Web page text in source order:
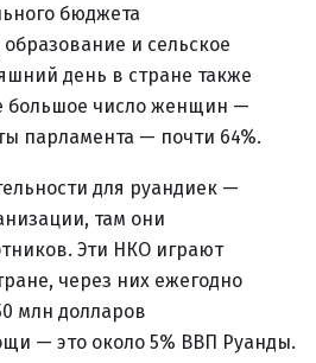
бюджета
и сельское
день в стране также
большое число женщин —
парламента — почти 64%.
для руандиек —
там они
Эти НКО играют
через них ежегодно
млн долларов
— это около 5% ВВП Руанды.